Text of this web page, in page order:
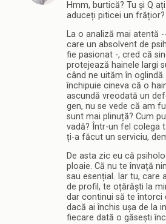
Hmm, burtică? Tu și Q
aduceți piticei un frățior?
La o analiză mai atentă
care un absolvent de
fie pasionat -, cred că
protejează hainele largi
când ne uităm în
închipuie cineva că o
ascundă vreodată un
gen, nu se vede că am
sunt mai plinuță? Cum
vadă? Într-un fel colega
ți-a făcut un serviciu,
De asta zic eu că
ploaie. Că nu te învață
sau esențial. Iar tu, care
de profil, te oțărăști la
dar continui să te întorci
dacă ai închis ușa de la
fiecare dată o găsești